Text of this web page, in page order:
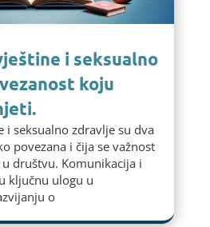
i seksualno
koju
i seksualno zdravlje su dva
povezana i čija se važnost
društvu. Komunikacija i
ključnu ulogu u
o